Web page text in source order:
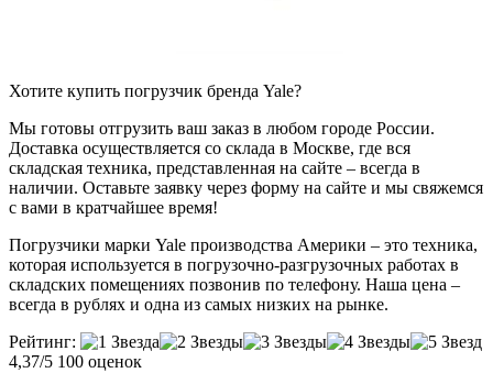
Хотите купить погрузчик бренда Yale?
Мы готовы отгрузить ваш заказ в любом городе России.
Доставка осуществляется со склада в Москве, где вся
складская техника, представленная на сайте – всегда в
наличии. Оставьте заявку через форму на сайте и мы свяжемся
с вами в кратчайшее время!
Погрузчики марки Yale производства Америки – это техника,
которая используется в погрузочно-разгрузочных работах в
складских помещениях позвонив по телефону. Наша цена –
всегда в рублях и одна из самых низких на рынке.
Рейтинг:
4,37/5 100 оценок